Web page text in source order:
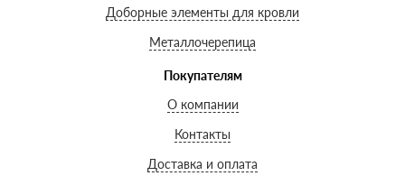
Доборные элементы для кровли
Металлочерепица
Покупателям
О компании
Контакты
Доставка и оплата